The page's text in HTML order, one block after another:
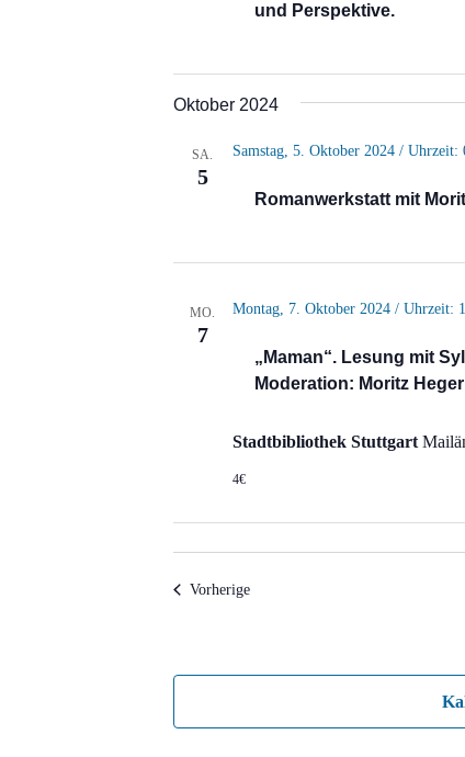
und Perspektive.
Oktober 2024
SA.
5
Romanwerkstatt mit
Samstag, 5. Oktober 2024 / Uhrzeit:
MO.
7
„Maman“. Lesung mit
Moderation: Moritz Heger
Montag, 7. Oktober 2024 / Uhrzeit:
Stadtbibliothek Stuttgart
4€
VorherigeVeranstaltungen